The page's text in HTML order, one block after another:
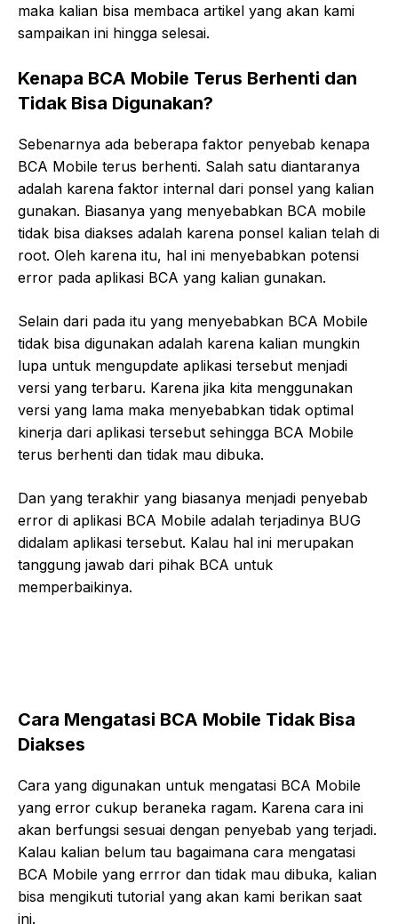
maka kalian bisa membaca artikel yang akan kami
sampaikan ini hingga selesai.
Kenapa BCA Mobile Terus Berhenti dan
Tidak Bisa Digunakan?
Sebenarnya ada beberapa faktor penyebab kenapa
BCA Mobile terus berhenti. Salah satu diantaranya
adalah karena faktor internal dari ponsel yang kalian
gunakan. Biasanya yang menyebabkan BCA mobile
tidak bisa diakses adalah karena ponsel kalian telah di
root. Oleh karena itu, hal ini menyebabkan potensi
error pada aplikasi BCA yang kalian gunakan.
Selain dari pada itu yang menyebabkan BCA Mobile
tidak bisa digunakan adalah karena kalian mungkin
lupa untuk mengupdate aplikasi tersebut menjadi
versi yang terbaru. Karena jika kita menggunakan
versi yang lama maka menyebabkan tidak optimal
kinerja dari aplikasi tersebut sehingga BCA Mobile
terus berhenti dan tidak mau dibuka.
Dan yang terakhir yang biasanya menjadi penyebab
error di aplikasi BCA Mobile adalah terjadinya BUG
didalam aplikasi tersebut. Kalau hal ini merupakan
tanggung jawab dari pihak BCA untuk
memperbaikinya.
Cara Mengatasi BCA Mobile Tidak Bisa
Diakses
Cara yang digunakan untuk mengatasi BCA Mobile
yang error cukup beraneka ragam. Karena cara ini
akan berfungsi sesuai dengan penyebab yang terjadi.
Kalau kalian belum tau bagaimana cara mengatasi
BCA Mobile yang errror dan tidak mau dibuka, kalian
bisa mengikuti tutorial yang akan kami berikan saat
ini.